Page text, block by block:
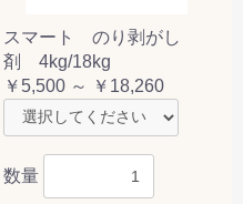
スマート のり剥がし
剤 4kg/18kg
￥5,500 ～ ￥18,260
数量